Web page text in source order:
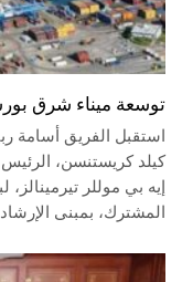
توسعة ميناء شرق بورسعيد
استقبل الفريق أسامة
كيلد كريستنسن،
إيه بي موللر
المشترك، بمبنى